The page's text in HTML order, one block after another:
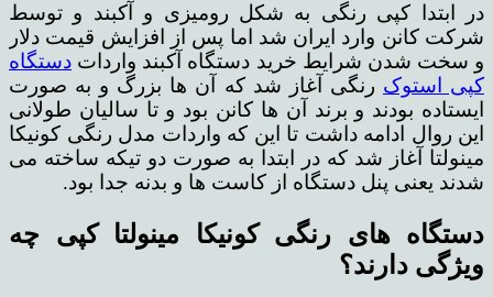
در ابتدا کپی رنگی به شکل رومیزی و آکبند و توسط
شرکت کانن وارد ایران شد اما پس از افزایش قیمت دلار
و سخت شدن شرایط خرید دستگاه آکبند واردات دستگاه
کپی استوک رنگی آغاز شد که آن ها بزرگ و به صورت
ایستاده بودند و برند آن ها کانن بود و تا سالیان طولانی
این روال ادامه داشت تا این که واردات مدل رنگی کونیکا
مینولتا آغاز شد که در ابتدا به صورت دو تیکه ساخته می
شدند یعنی پنل دستگاه از کاست ها و بدنه جدا بود.
دستگاه های رنگی کونیکا مینولتا کپی چه
ویژگی دارند؟